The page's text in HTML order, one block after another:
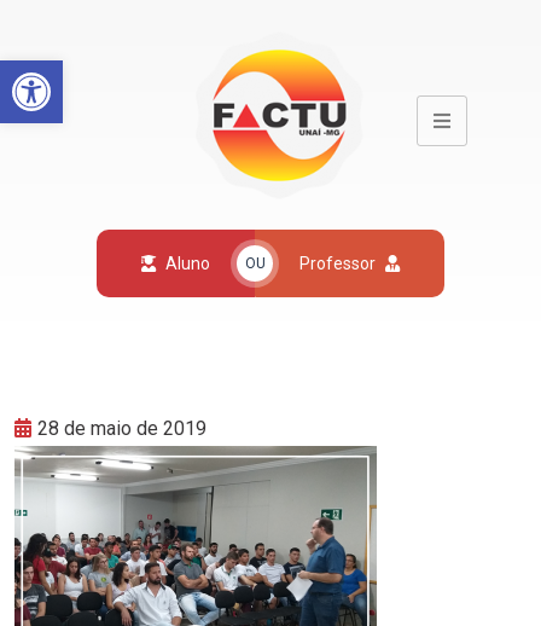
Open toolbar
Aluno OU Professor
28 de maio de 2019